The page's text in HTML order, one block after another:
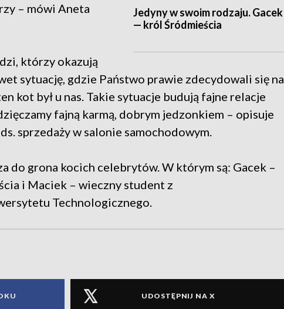
Jedyny w swoim rodzaju. Gacek
— król Śródmieścia
– mówi Aneta
którzy okazują
sytuację, gdzie Państwo prawie zdecydowali się na
kot był u nas. Takie sytuacje budują fajne relacje
fajną karmą, dobrym jedzonkiem – opisuje
sprzedaży w salonie samochodowym.
do grona kocich celebrytów. W którym są: Gacek –
i Maciek – wieczny student z
Technologicznego.
UDOSTĘPNIJ NA X